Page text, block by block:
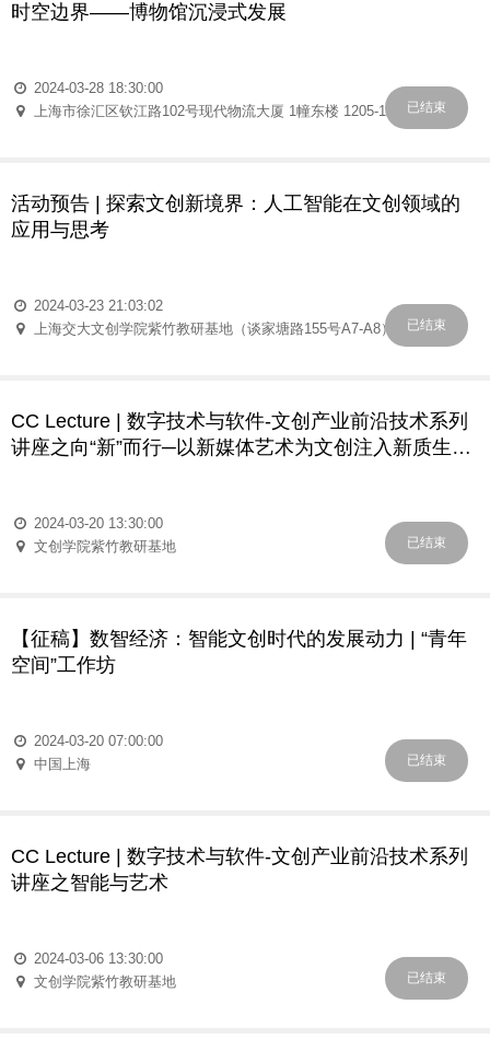
时空边界——博物馆沉浸式发展
2024-03-28 18:30:00
上海市徐汇区钦江路102号现代物流大厦 1幢东楼 1205-1206室MANA
已结束
活动预告 | 探索文创新境界：人工智能在文创领域的
应用与思考
2024-03-23 21:03:02
上海交大文创学院紫竹教研基地（谈家塘路155号A7-A8）
已结束
CC Lecture | 数字技术与软件-文创产业前沿技术系列
讲座之向“新”而行─以新媒体艺术为文创注入新质生产
2024-03-20 13:30:00
文创学院紫竹教研基地
已结束
【征稿】数智经济：智能文创时代的发展动力 | “青年
空间”工作坊
2024-03-20 07:00:00
中国上海
已结束
CC Lecture | 数字技术与软件-文创产业前沿技术系列
讲座之智能与艺术
2024-03-06 13:30:00
文创学院紫竹教研基地
已结束